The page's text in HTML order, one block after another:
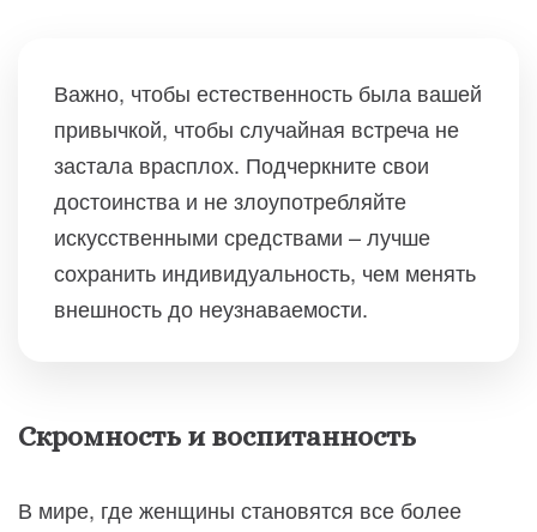
Важно, чтобы естественность была вашей
привычкой, чтобы случайная встреча не
застала врасплох. Подчеркните свои
достоинства и не злоупотребляйте
искусственными средствами – лучше
сохранить индивидуальность, чем менять
внешность до неузнаваемости.
Скромность и воспитанность
В мире, где женщины становятся все более